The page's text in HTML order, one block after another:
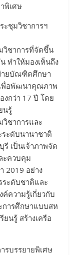
พิเศษ
ะชุมวิชาการฯ
วิชาการที่จัดขึ้น
ทำให้มองเห็นถึง
ายบัณฑิตศึกษา
เพื่อพัฒนาคุณภาพ
กว่า 17 ปี โดย
นรู้
วิชาการและ
ระดับนานาชาติ
เป็นเจ้าภาพจัด
ะควบคุม
2019 อย่าง
ระดับชาติและ
ค์ความรู้เกี่ยวกับ
การศึกษาแบบสห
นรู้ สร้างเครือ
รบรรยายพิเศษ